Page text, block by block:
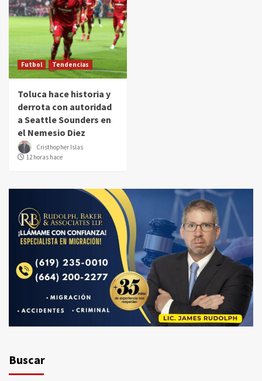
Futbol Tendencias
Toluca hace historia y
derrota con autoridad
a Seattle Sounders en
el Nemesio Diez
Cristhopher Islas
12 horas hace
Buscar